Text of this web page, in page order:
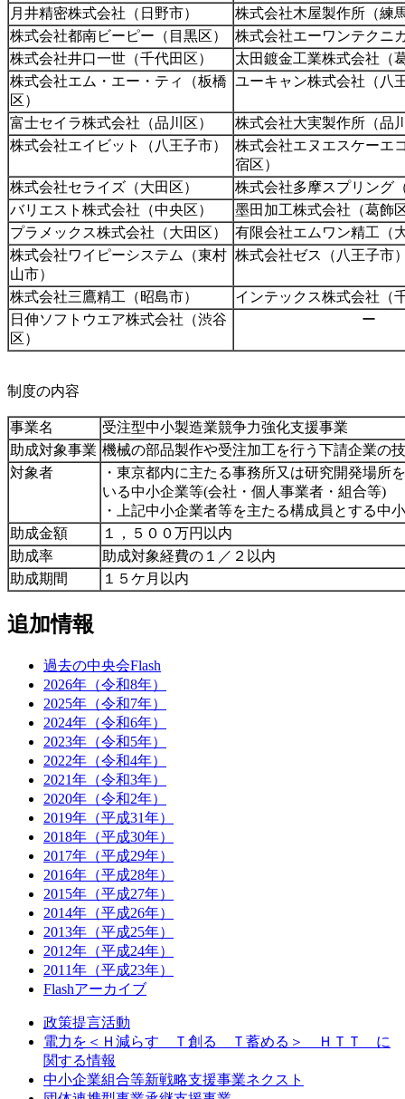
月井精密株式会社（日野市）
株式会社木屋製作所（練
株式会社都南ビーピー（目黒区）
株式会社エーワンテクニ
株式会社井口一世（千代田区）
太田鍍金工業株式会社（
株式会社エム・エー・ティ（板橋
区）
ユーキャン株式会社（八
富士セイラ株式会社（品川区）
株式会社大実製作所（品
株式会社エイビット（八王子市）
株式会社エヌエスケーエ
宿区）
株式会社セライズ（大田区）
株式会社多摩スプリング
バリエスト株式会社（中央区）
墨田加工株式会社（葛飾
プラメックス株式会社（大田区）
有限会社エムワン精工（
株式会社ワイピーシステム（東村
山市）
株式会社ゼス（八王子市
株式会社三鷹精工（昭島市）
インテックス株式会社（
日伸ソフトウエア株式会社（渋谷
区）
ー
制度の内容
事業名
受注型中小製造業競争力強化支援事業
助成対象事業 機械の部品製作や受注加工を行う下請企業の
対象者
・東京都内に主たる事務所又は研究開発場所
いる中小企業等(会社・個人事業者・組合等)
・上記中小企業者等を主たる構成員とする中
助成金額
１，５００万円以内
助成率
助成対象経費の１／２以内
助成期間
１５ケ月以内
追加情報
過去の中央会Flash
2026年（令和8年）
2025年（令和7年）
2024年（令和6年）
2023年（令和5年）
2022年（令和4年）
2021年（令和3年）
2020年（令和2年）
2019年（平成31年）
2018年（平成30年）
2017年（平成29年）
2016年（平成28年）
2015年（平成27年）
2014年（平成26年）
2013年（平成25年）
2012年（平成24年）
2011年（平成23年）
Flashアーカイブ
政策提言活動
電力を＜Ｈ減らす Ｔ創る Ｔ蓄める＞ ＨＴＴ に
関する情報
中小企業組合等新戦略支援事業ネクスト